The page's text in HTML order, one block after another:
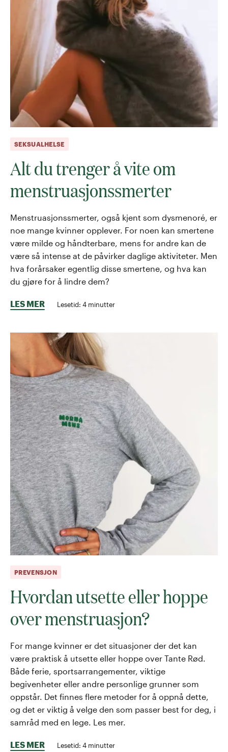
SEKSUALHELSE
Alt du trenger å vite om
menstruasjonssmerter
Menstruasjonssmerter, også kjent som dysmenoré, er
noe mange kvinner opplever. For noen kan smertene
være milde og håndterbare, mens for andre kan de
være så intense at de påvirker daglige aktiviteter. Men
hva forårsaker egentlig disse smertene, og hva kan
du gjøre for å lindre dem?
LES MER Lesetid: 4 minutter
PREVENSJON
Hvordan utsette eller hoppe
over menstruasjon?
For mange kvinner er det situasjoner der det kan
være praktisk å utsette eller hoppe over Tante Rød.
Både ferie, sportsarrangementer, viktige
begivenheter eller andre personlige grunner som
oppstår. Det finnes flere metoder for å oppnå dette,
og det er viktig å velge den som passer best for deg, i
samråd med en lege. Les mer.
LES MER Lesetid: 4 minutter